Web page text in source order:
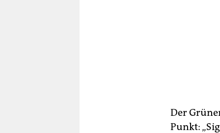
Der
Punkt: